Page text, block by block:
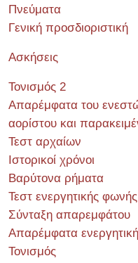
Πνεύματα
Γενική προσδιοριστική
Ασκήσεις
Τονισμός 2
Απαρέμφατα του
αορίστου και
Τεστ αρχαίων
Ιστορικοί χρόνοι
Βαρύτονα ρήματα
Τεστ ενεργητικής φωνής
Σύνταξη απαρεμφάτου
Απαρέμφατα
Τονισμός